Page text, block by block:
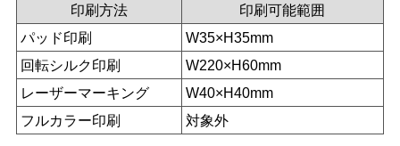
印刷方法
印刷可能範囲
パッド印刷
W35×H35mm
回転シルク印刷
W220×H60mm
レーザーマーキング
W40×H40mm
フルカラー印刷
対象外